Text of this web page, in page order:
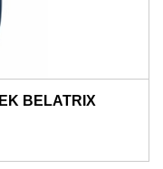
BELATRIX